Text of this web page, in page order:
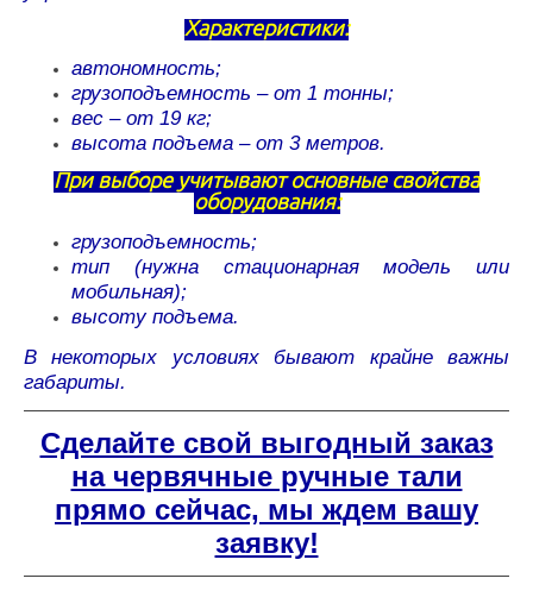
Характеристики:
автономность;
грузоподъемность – от 1 тонны;
вес – от 19 кг;
высота подъема – от 3 метров.
При выборе учитывают основные свойства
оборудования:
грузоподъемность;
тип (нужна стационарная модель или
мобильная);
высоту подъема.
В некоторых условиях бывают крайне важны
габариты.
Сделайте свой выгодный заказ
на червячные ручные тали
прямо сейчас, мы ждем вашу
заявку!